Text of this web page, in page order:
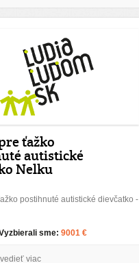
ťažko
autistické
Nelku
postihnuté autistické dievčatko -
sme: 9001 €
viac